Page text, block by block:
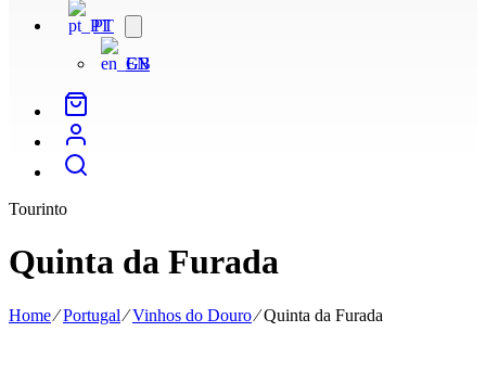
PT
menu
EN
Tourinto
Quinta da Furada
Home ⁄ Portugal ⁄ Vinhos do Douro ⁄ Quinta da Furada